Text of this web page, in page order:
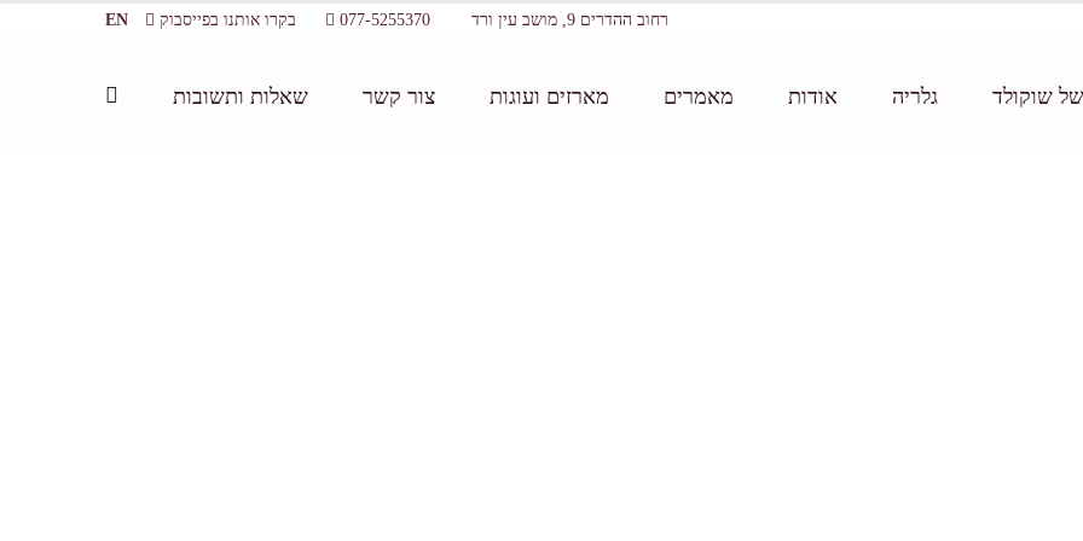
רחוב ההדרים 9, מושב עין ורד 077-5255370 בקרו אותנו בפייסבוק EN
שוקולד גלריה אודות מאמרים מארזים ועוגות צור קשר שאלות ותשובות